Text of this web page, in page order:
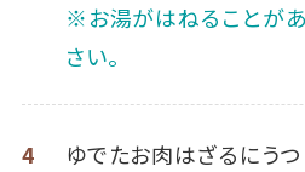
※お湯がはねることが
さい。
4 ゆでたお肉はざるにうつ